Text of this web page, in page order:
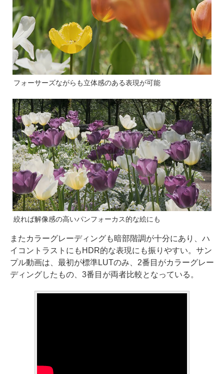
フォーサーズながらも立体感のある表現が可能
絞れば解像感の高いパンフォーカス的な絵にも
またカラーグレーディングも暗部階調が十分にあり、ハ
イコントラストにもHDR的な表現にも振りやすい。サン
プル動画は、最初が標準LUTのみ、2番目がカラーグレー
ディングしたもの、3番目が両者比較となっている。